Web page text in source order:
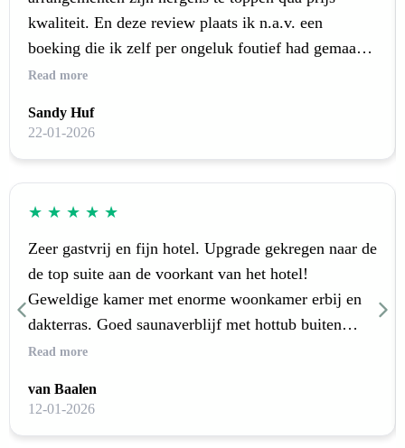
kwaliteit. En deze review plaats ik n.a.v. een
boeking die ik zelf per ongeluk foutief had gemaakt.
Normaliter zou ik het geld kwijt zijn geweest want
dicht op datum van vertrek ) maar dankzij de inzet
Read more
Sandy Huf
22-01-2026
★ ★ ★ ★ ★
Zeer gastvrij en fijn hotel. Upgrade gekregen naar de
de top suite aan de voorkant van het hotel!
Geweldige kamer met enorme woonkamer erbij en
dakterras. Goed saunaverblijf met hottub buiten
waar we heel wat uren hebben doorgebracht en
mochten ontvangen. Gezien de kou buiten niet van
Read more
van Baalen
12-01-2026